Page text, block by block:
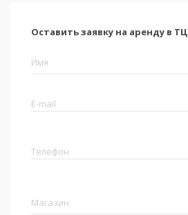
Оставить заявку на аренду в ТЦ